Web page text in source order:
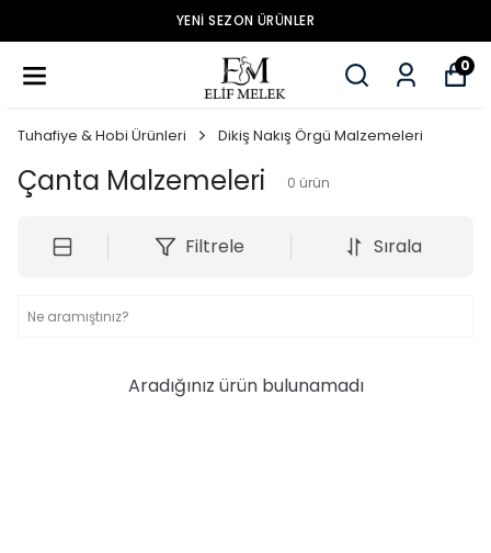
YENİ SEZON ÜRÜNLER
0
Tuhafiye & Hobi Ürünleri Dikiş Nakış Örgü Malzemeleri
Çanta Malzemeleri 0 ürün
Filtrele Sırala
Aradığınız ürün bulunamadı